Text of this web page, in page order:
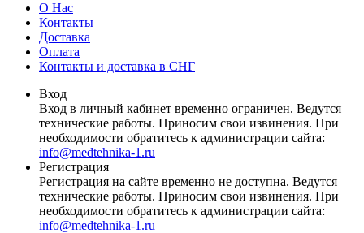
О Нас
Контакты
Доставка
Оплата
Контакты и доставка в СНГ
Вход
Вход в личный кабинет временно ограничен. Ведутся
технические работы. Приносим свои извинения. При
необходимости обратитесь к администрации сайта:
info@medtehnika-1.ru
Регистрация
Регистрация на сайте временно не доступна. Ведутся
технические работы. Приносим свои извинения. При
необходимости обратитесь к администрации сайта:
info@medtehnika-1.ru